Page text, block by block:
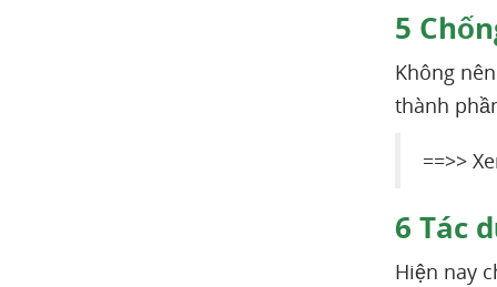
5
Không
thành
==>>
6 Tác
Hiện nay